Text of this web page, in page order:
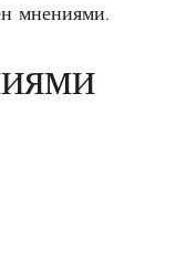
мнениями.